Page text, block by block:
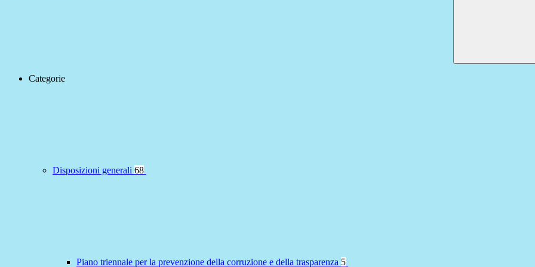
Categorie
Disposizioni generali 68
Piano triennale per la prevenzione della corruzione e della trasparenza 5